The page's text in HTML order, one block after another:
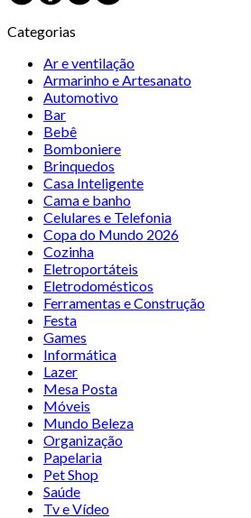
Categorias
Ar e ventilação
Armarinho e Artesanato
Automotivo
Bar
Bebê
Bomboniere
Brinquedos
Casa Inteligente
Cama e banho
Celulares e Telefonia
Copa do Mundo 2026
Cozinha
Eletroportáteis
Eletrodomésticos
Ferramentas e Construção
Festa
Games
Informática
Lazer
Mesa Posta
Móveis
Mundo Beleza
Organização
Papelaria
Pet Shop
Saúde
Tv e Vídeo